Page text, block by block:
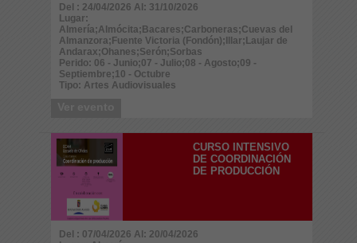
Del : 24/04/2026 Al: 31/10/2026
Lugar:
Almería;Almócita;Bacares;Carboneras;Cuevas del
Almanzora;Fuente Victoria (Fondón);Illar;Laujar de
Andarax;Ohanes;Serón;Sorbas
Perido: 06 - Junio;07 - Julio;08 - Agosto;09 -
Septiembre;10 - Octubre
Tipo: Artes Audiovisuales
CURSO INTENSIVO
DE COORDINACIÓN
DE PRODUCCIÓN
Del : 07/04/2026 Al: 20/04/2026